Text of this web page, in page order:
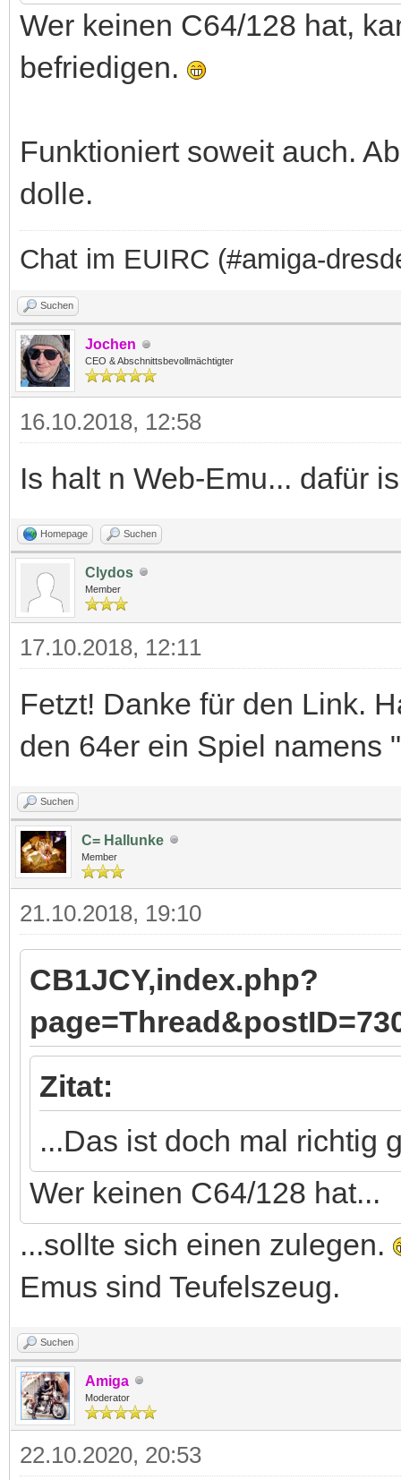
Wer keinen C64/128 hat,
befriedigen.
Funktioniert soweit auch.
dolle.
Chat im EUIRC (#amiga-
Suchen
Jochen
CEO & Abschnittsbevollmächtigter
16.10.2018, 12:58
Is halt n Web-Emu... dafür
Homepage Suchen
Clydos
Member
17.10.2018, 12:11
Fetzt! Danke für den Link.
den 64er ein Spiel namens
Suchen
C= Hallunke
Member
21.10.2018, 19:10
CB1JCY,index.php?
Zitat:
...Das ist doch mal richtig
Wer keinen C64/128 hat...
...sollte sich einen zulegen.
Emus sind Teufelszeug.
Suchen
Amiga
Moderator
22.10.2020, 20:53